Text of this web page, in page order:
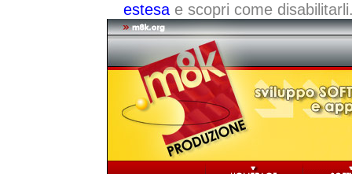
estesa e scopri come